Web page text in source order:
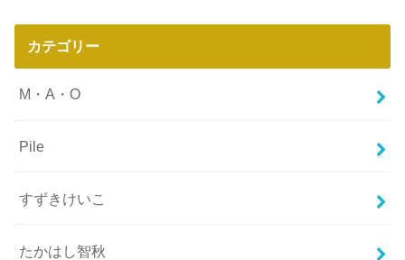
カテゴリー
M・A・O
Pile
すずきけいこ
たかはし智秋